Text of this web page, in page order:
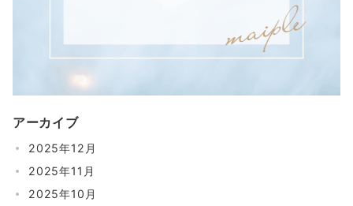
アーカイブ
2025年12月
2025年11月
2025年10月